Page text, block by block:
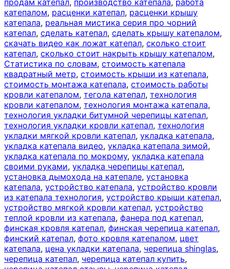
катепалом, расценки катепал, расценки крышу
катепала, реальная мистика серия про чорний
катепал, сделать катепал, сделать крышу катепалом,
скачать видео как ложат катепал, сколько стоит
катепал, сколько стоит накрыть крышу катепалом,
Статистика по словам, стоимость катепала
квадратный метр, стоимость крыши из катепала,
стоимость монтажа катепала, стоимость работы
кровли катепалом, тегола катепал, технология
кровли катепалом, технология монтажа катепала,
технология укладки битумной черепицы катепал,
технология укладки кровли катепал, технология
укладки мягкой кровли катепал, укладка катепала,
укладка катепала видео, укладка катепала зимой,
укладка катепала по мокрому, укладка катепала
своими руками, укладка черепицы катепал,
установка дымохода на катепале, установка
катепала, устройство катепала, устройство кровли
из катепала технология, устройство крыши катепал,
устройство мягкой кровли катепал, устройство
теплой кровли из катепала, фанера под катепал,
финская кровля катепал, финская черепица катепал,
финский катепал, фото кровля катепалом, цвет
катепала, цена укладки катепала, черепица shinglas,
черепица катепал, черепица катепал купить,